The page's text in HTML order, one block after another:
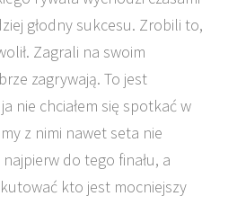
głodny sukcesu. Zrobili to,
Zagrali na swoim
zagrywają. To jest
nie chciałem się spotkać w
z nimi nawet seta nie
do tego finału, a
kto jest mocniejszy